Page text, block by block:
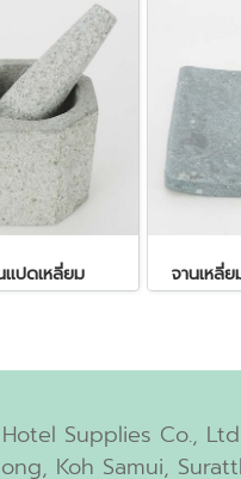
แปดเหลี่ยม จานเหลี่
Supplies Co.,
Koh Samui,